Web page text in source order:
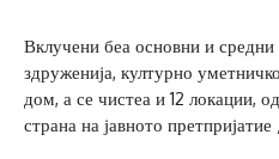
Вклучени беа основни и
здруженија, културно
дом, а се чистеа и 12 локации,
страна на јавното